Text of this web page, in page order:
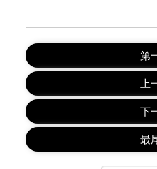
第
上
下
最